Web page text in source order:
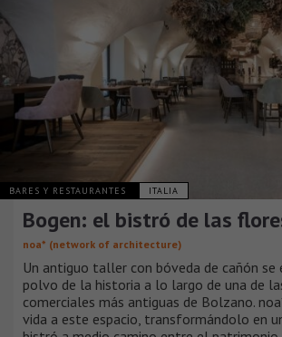
BARES Y RESTAURANTES ITALIA
Bogen: el bistró de las
noa* (network of architecture)
Un antiguo taller con bóveda de cañón se
polvo de la historia a lo largo de una de
comerciales más antiguas de Bolzano.
vida a este espacio, transformándolo en